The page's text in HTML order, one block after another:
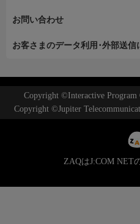
お問い合わせ
お客さまのデータ利用･外部送信
Copyright ©Interactive Program
Copyright ©Jupiter
ZAQはJ:COM NET